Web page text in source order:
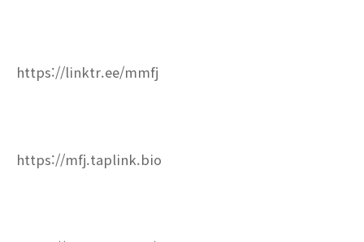
https://linktr.ee/mmfj
https://mfj.taplink.bio